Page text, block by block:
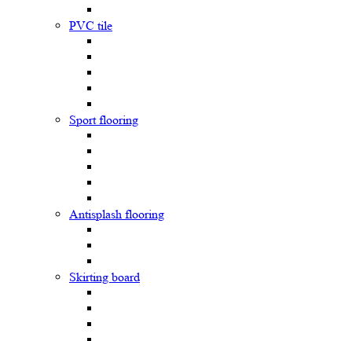
PVC tile
Sport flooring
Antisplash flooring
Skirting board